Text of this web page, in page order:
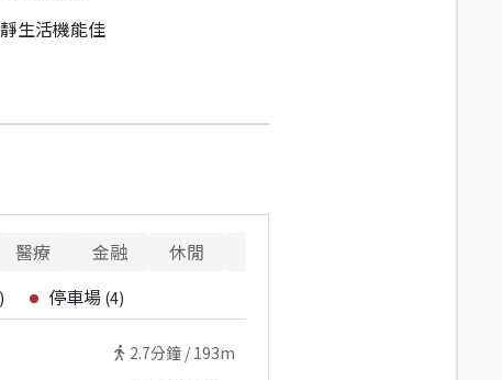
生活機能佳
醫療 金融 休閒
) 停車場 (4)
2.7分鐘 / 193m